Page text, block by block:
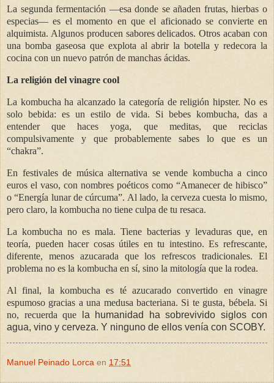
La segunda fermentación —esa donde se añaden frutas, hierbas o
especias— es el momento en que el aficionado se convierte en
alquimista. Algunos producen sabores delicados. Otros acaban con
una bomba gaseosa que explota al abrir la botella y redecora la
cocina con un nuevo patrón de manchas ácidas.
La religión del vinagre cool
La kombucha ha alcanzado la categoría de religión hipster. No es
solo bebida: es un estilo de vida. Si bebes kombucha, das a
entender que haces yoga, que meditas, que reciclas
compulsivamente y que probablemente sabes lo que es un
“chakra”.
En festivales de música alternativa se vende kombucha a cinco
euros el vaso, con nombres poéticos como “Amanecer de hibisco”
o “Energía lunar de cúrcuma”. Al lado, la cerveza cuesta lo mismo,
pero claro, la kombucha no tiene culpa de tu resaca.
La kombucha no es mala. Tiene bacterias y levaduras que, en
teoría, pueden hacer cosas útiles en tu intestino. Es refrescante,
diferente, menos azucarada que los refrescos tradicionales. El
problema no es la kombucha en sí, sino la mitología que la rodea.
Al final, la kombucha es té azucarado convertido en vinagre
espumoso gracias a una medusa bacteriana. Si te gusta, bébela. Si
no, recuerda que la humanidad ha sobrevivido siglos con
agua, vino y cerveza. Y ninguno de ellos venía con SCOBY.
Manuel Peinado Lorca en 17:51